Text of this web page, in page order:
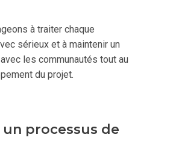
à traiter chaque
sérieux et à maintenir un
les communautés tout au
du projet.
processus de